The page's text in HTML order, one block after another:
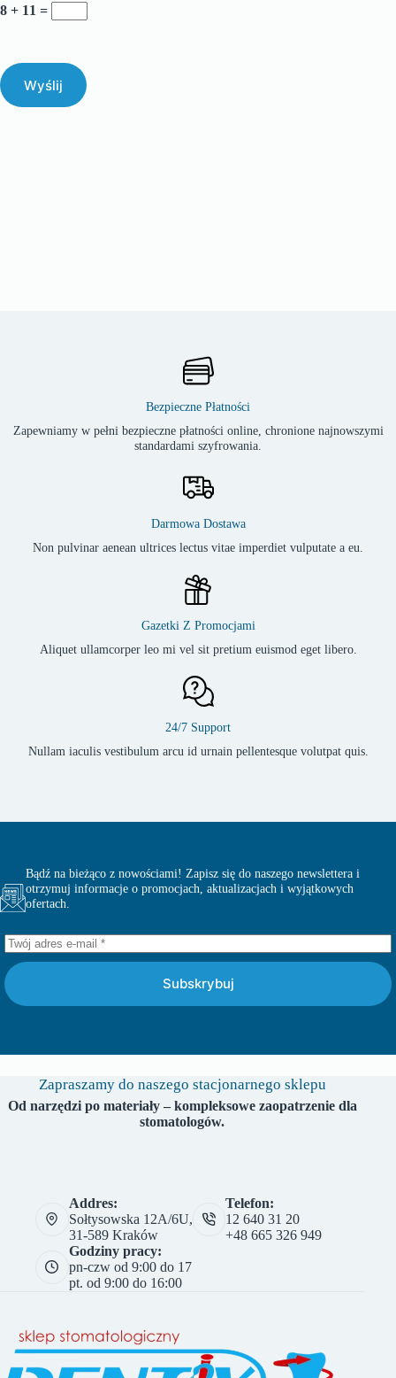
8 + 11 =
Wyślij
Bezpieczne Płatności
Zapewniamy w pełni bezpieczne płatności online, chronione najnowszymi
standardami szyfrowania.
Darmowa Dostawa
Non pulvinar aenean ultrices lectus vitae imperdiet vulputate a eu.
Gazetki Z Promocjami
Aliquet ullamcorper leo mi vel sit pretium euismod eget libero.
24/7 Support
Nullam iaculis vestibulum arcu id urnain pellentesque volutpat quis.
Bądź na bieżąco z nowościami! Zapisz się do naszego newslettera i
otrzymuj informacje o promocjach, aktualizacjach i wyjątkowych
ofertach.
Subskrybuj
Zapraszamy do naszego stacjonarnego sklepu
Od narzędzi po materiały – kompleksowe zaopatrzenie dla
stomatologów.
Addres:
Sołtysowska 12A/6U,
31-589 Kraków
Telefon:
12 640 31 20
+48 665 326 949
Godziny pracy:
pn-czw od 9:00 do 17
pt. od 9:00 do 16:00